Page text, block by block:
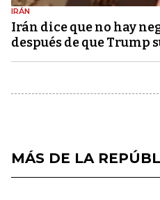
IRÁN
Irán dice que no hay
después de que Trump
MÁS DE LA